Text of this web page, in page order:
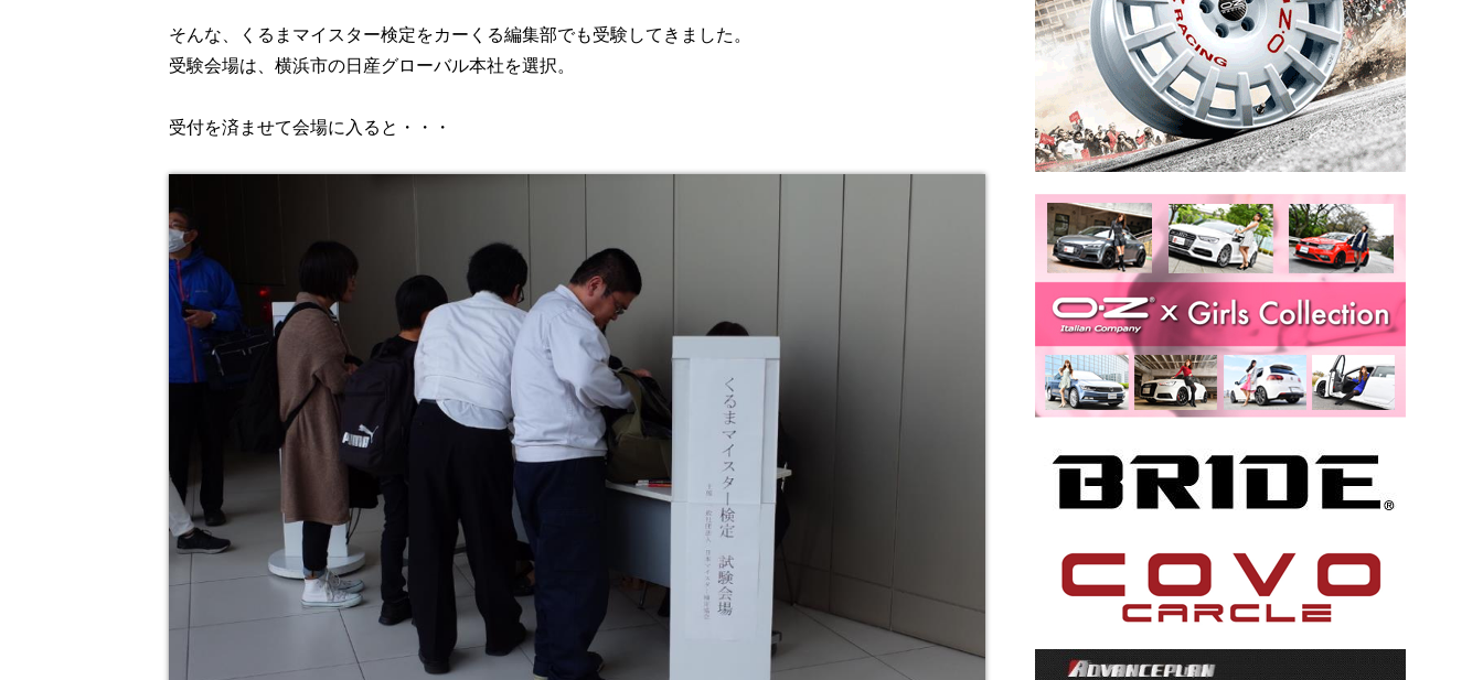
そんな、くるまマイスター検定をカーくる編集部でも受験してきました。
受験会場は、横浜市の日産グローバル本社を選択。
受付を済ませて会場に入ると・・・